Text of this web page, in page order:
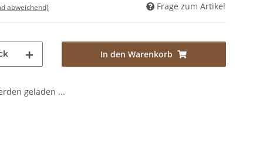
abweichend) Frage zum Artikel
In den Warenkorb
geladen ...